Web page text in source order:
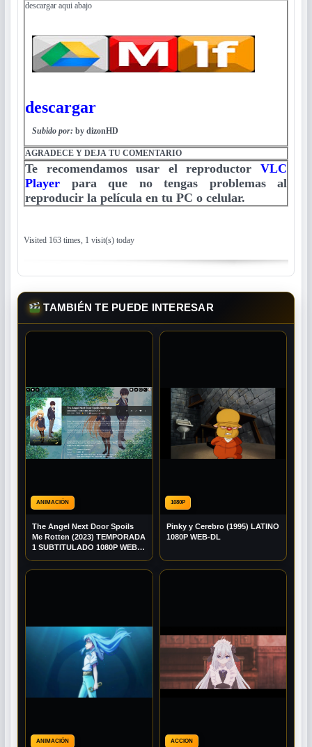
descargar aqui abajo
descargar
Subido por: by dizonHD
AGRADECE Y DEJA TU COMENTARIO
Te recomendamos usar el reproductor VLC
Player para que no tengas problemas al
reproducir la película en tu PC o celular.
Visited 163 times, 1 visit(s) today
TAMBIÉN TE PUEDE INTERESAR
ANIMACIÓN
The Angel Next Door Spoils
Me Rotten (2023) TEMPORADA
1 SUBTITULADO 1080P WEB-
1080P
Pinky y Cerebro (1995) LATINO
1080P WEB-DL
ANIMACIÓN ACCION